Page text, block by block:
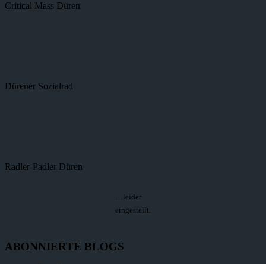
Critical Mass Düren
Dürener Sozialrad
Radler-Padler Düren
…leider
eingestellt.
ABONNIERTE BLOGS